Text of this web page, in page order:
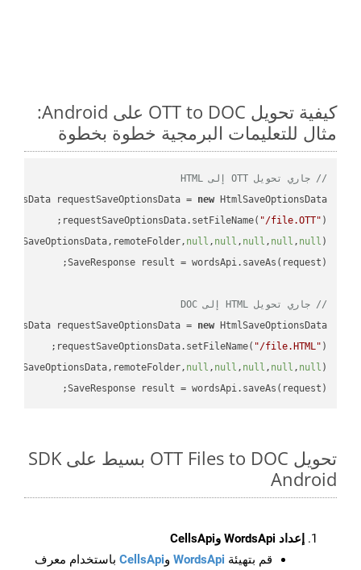
كيفية تحويل OTT to DOC على Android:
مثال للتعليمات البرمجية خطوة بخطوة
// جاري تحويل OTT إلى HTML
requestSaveOptionsData = new
requestSaveOptionsData.setFileName( "/file.OTT"
null , null , null , null , null
// جاري تحويل HTML إلى DOC
requestSaveOptionsData = new
requestSaveOptionsData.setFileName( "/file.HTML"
null , null , null , null , null
SaveResponse result = wordsApi.saveAs(request);
تحويل OTT Files to DOC بسيط على SDK
Android
إعداد WordsApi وCellsApi
قم بتهيئة WordsApi وCellsApi باستخدام معرف